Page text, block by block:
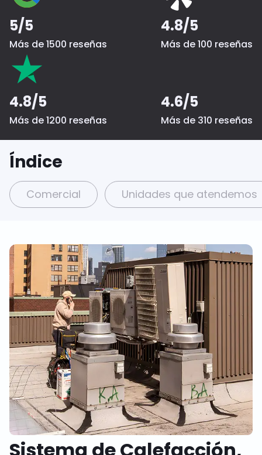
5/5
Más de 1500 reseñas
4.8/5
Más de 100 reseñas
4.8/5
Más de 1200 reseñas
4.6/5
Más de 310 reseñas
Índice
Comercial Unidades que atendemos